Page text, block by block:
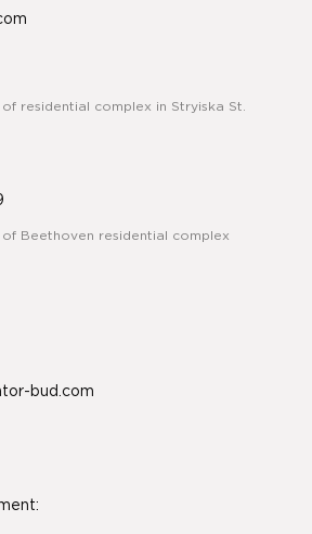
residential complex in Stryiska St.
Beethoven residential complex
bud.com